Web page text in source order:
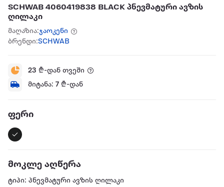
SCHWAB 4060419838 BLACK პნევმატური ავზის
ღილაკი
მაღაზია:ჯაოკენი
ბრენდი:SCHWAB
23 ₾-დან თვეში
მიტანა: 7 ₾-დან
ფერი
მოკლე აღწერა
ტიპი: პნევმატური ავზის ღილაკი